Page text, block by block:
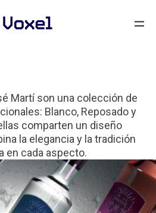
Martí son una colección de
Blanco, Reposado y
comparten un diseño
la elegancia y la tradición
en cada aspecto.